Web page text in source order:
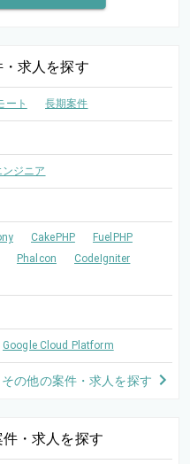
求人を探す
ート 長期案件
ジニア
CakePHP
FuelPHP
Phalcon
CodeIgniter
Google Cloud Platform
その他の案件・求人を探す
・求人を探す